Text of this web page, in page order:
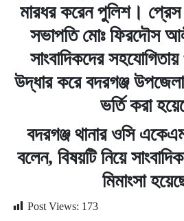
মারধর করেন পুলিশ।
সভাপতি মোঃ ফিরদৌস
সাংবাদিকদের
উদ্ধার করে বদরগঞ্জ
ভর্তি করা
বদরগঞ্জ থানার ওসি
বলেন, বিষয়টি নিয়ে
মিমাংসা
Post Views: 173